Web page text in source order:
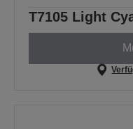
T7105 Light